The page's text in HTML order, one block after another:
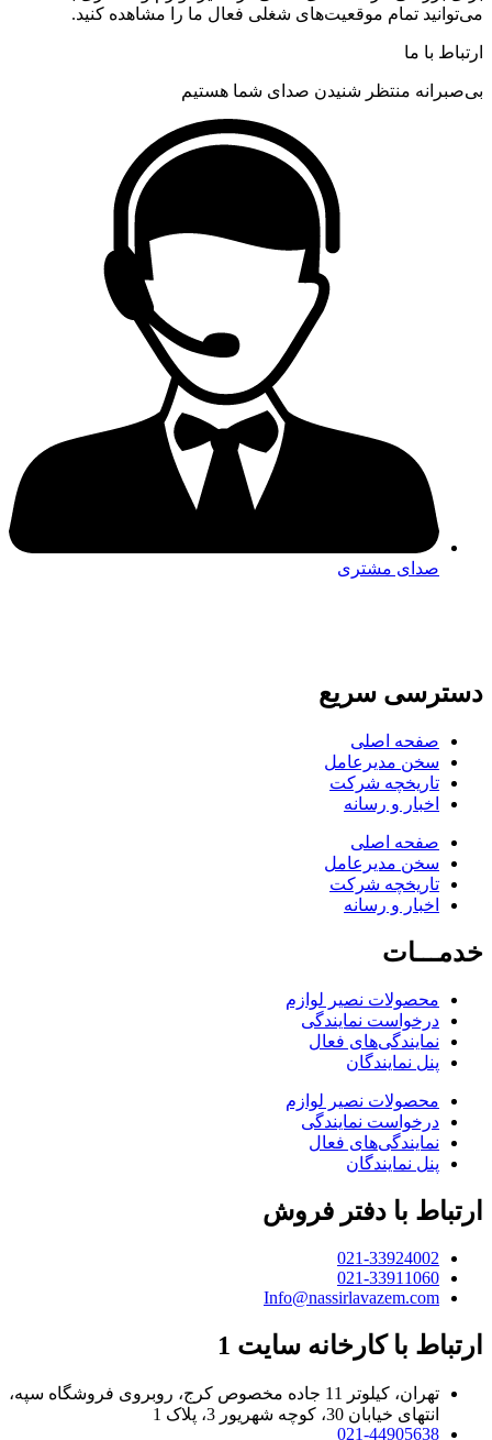
می‌توانید تمام موقعیت‌های شغلی فعال ما را مشاهده کنید.
ارتباط با ما
بی‌صبرانه منتظر شنیدن صدای شما هستیم
صدای مشتری
دسترسی سریع
صفحه اصلی
سخن مدیرعامل
تاریخچه شرکت
اخبار و رسانه
صفحه اصلی
سخن مدیرعامل
تاریخچه شرکت
اخبار و رسانه
خدمـــات
محصولات نصیر لوازم
درخواست نمایندگی
نمایندگی‌های فعال
پنل نمایندگان
محصولات نصیر لوازم
درخواست نمایندگی
نمایندگی‌های فعال
پنل نمایندگان
ارتباط با دفتر فروش
021-33924002
021-33911060
Info@nassirlavazem.com
ارتباط با کارخانه سایت 1
تهران، کیلوتر 11 جاده مخصوص کرج، روبروی فروشگاه سپه،
انتهای خیابان 30، کوچه شهریور 3، پلاک 1
021-44905638